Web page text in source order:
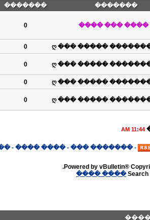
�������
�������
����� ����
0
ღ ��� �����
0
ღ ��� �����
0
ღ ��� �����
0
ღ ��� �����
0
11:44 AM
-
������� ���
-
���� ����
-
Powered by vBulletin®
Search
���� ����